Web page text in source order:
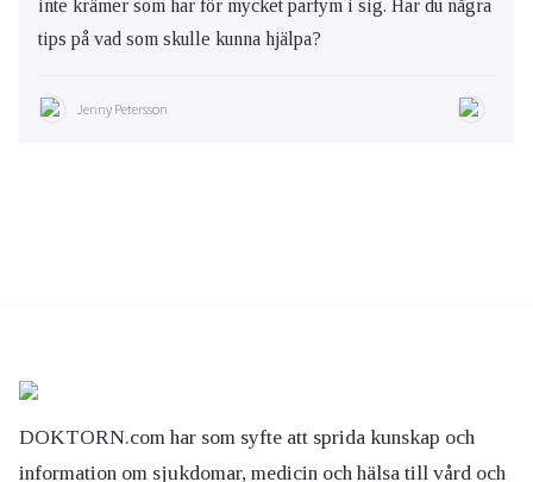
inte krämer som har för mycket parfym i sig. Har du några
tips på vad som skulle kunna hjälpa?
Jenny Petersson
DOKTORN.com har som syfte att sprida kunskap och
information om sjukdomar, medicin och hälsa till vård och